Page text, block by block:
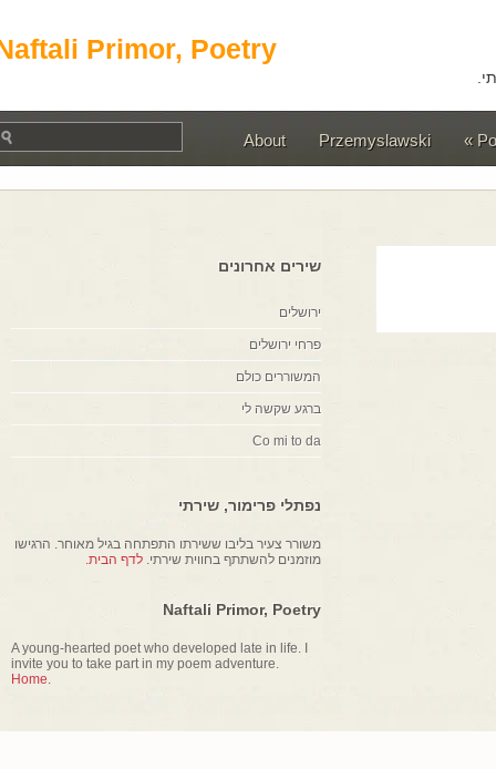
Naftali Primor, Poetry
Przemyslawski
About
שירים אחרונים
ירושלים
פרחי ירושלים
המשוררים כולם
ברגע שקשה לי
Co mi to da
נפתלי פרימור, שירתי
משורר צעיר בליבו ששירתו התפתחה בגיל מאוחר. הרגישו
מוזמנים להשתתף בחווית שירתי.לדף הבית.
Naftali Primor, Poetry
A young-hearted poet who developed late in life. I
invite you to take part in my poem adventure.
Home.